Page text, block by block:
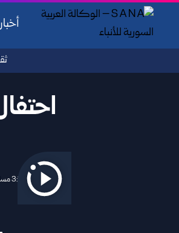
2025/12/14 3:16 مساءً